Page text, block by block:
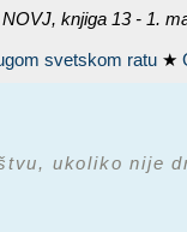
knjiga 13 - 1.
svetskom ratu ★
ukoliko nije